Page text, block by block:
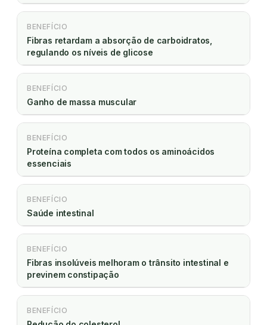
BENEFÍCIO
Fibras retardam a absorção de carboidratos,
regulando os níveis de glicose
BENEFÍCIO
Ganho de massa muscular
BENEFÍCIO
Proteína completa com todos os aminoácidos
essenciais
BENEFÍCIO
Saúde intestinal
BENEFÍCIO
Fibras insolúveis melhoram o trânsito intestinal e
previnem constipação
BENEFÍCIO